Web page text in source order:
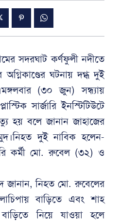
সদরঘাট কর্ণফুলী নদীতে
অগ্নিকাণ্ডের ঘটনায় দগ্ধ দুই
(৩০ জুন) সন্ধ্যায়
সার্জারি ইনস্টিটিউটে
হয় বলে জানান জাহাজের
দুই নাবিক হলেন-
কর্মী মো. রুবেল (৩২) ও
জানান, নিহত মো. রুবেলের
বাড়িতে এবং শাহ
নিয়ে যাওয়া হলে